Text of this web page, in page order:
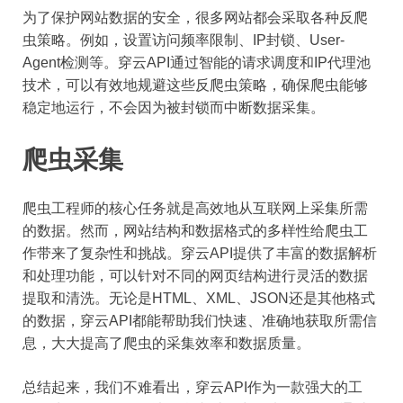
为了保护网站数据的安全，很多网站都会采取各种反爬
虫策略。例如，设置访问频率限制、IP封锁、User-
Agent检测等。穿云API通过智能的请求调度和IP代理池
技术，可以有效地规避这些反爬虫策略，确保爬虫能够
稳定地运行，不会因为被封锁而中断数据采集。
爬虫采集
爬虫工程师的核心任务就是高效地从互联网上采集所需
的数据。然而，网站结构和数据格式的多样性给爬虫工
作带来了复杂性和挑战。穿云API提供了丰富的数据解析
和处理功能，可以针对不同的网页结构进行灵活的数据
提取和清洗。无论是HTML、XML、JSON还是其他格式
的数据，穿云API都能帮助我们快速、准确地获取所需信
息，大大提高了爬虫的采集效率和数据质量。
总结起来，我们不难看出，穿云API作为一款强大的工